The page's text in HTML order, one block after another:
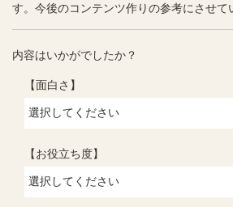
す。今後のコンテンツ作りの参考にさせて
内容はいかがでしたか？
【面白さ】
【お役立ち度】